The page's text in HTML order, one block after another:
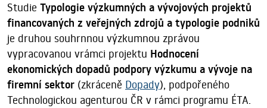
Studie Typologie výzkumných a vývojových projektů
financovaných z veřejných zdrojů a typologie podniků
je druhou souhrnnou výzkumnou zprávou
vypracovanou vrámci projektu Hodnocení
ekonomických dopadů podpory výzkumu a vývoje na
firemní sektor (zkráceně Dopady), podpořeného
Technologickou agenturou ČR v rámci programu ÉTA.